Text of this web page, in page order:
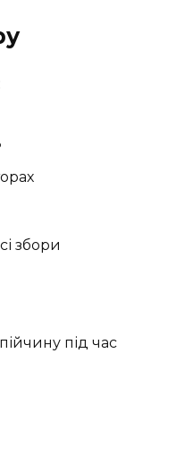
збори
під час